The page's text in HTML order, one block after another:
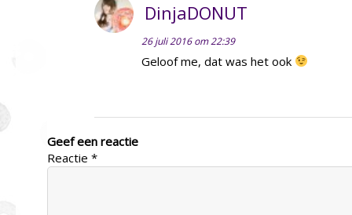
DinjaDONUT
26 juli 2016 om 22:39
Geloof me, dat was het ook
Geef een reactie
Reactie *